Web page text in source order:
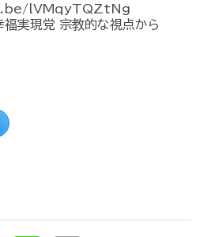
lVMqyTQZtNg
実現党 宗教的な視点から